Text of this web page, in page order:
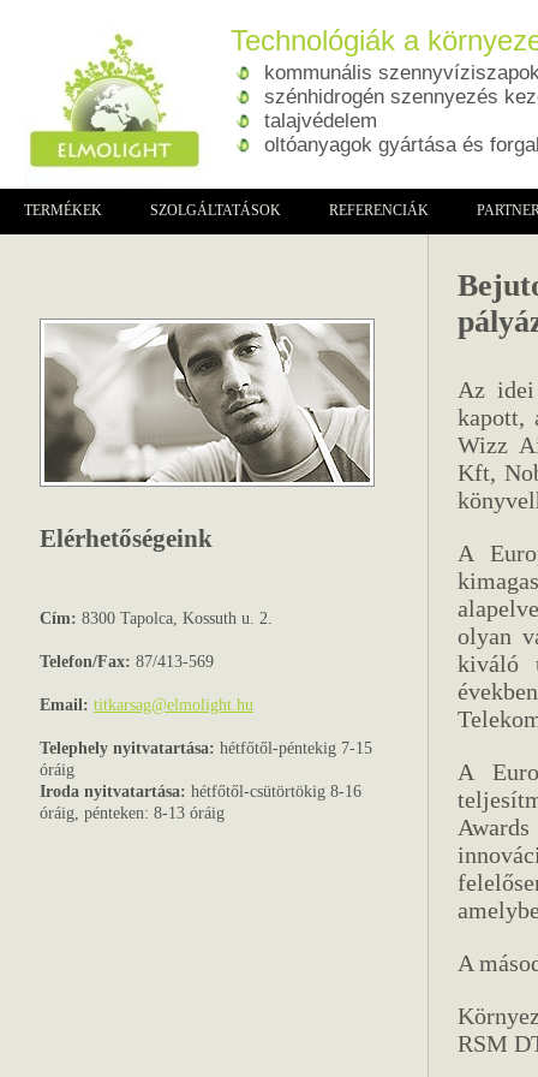
Technológiák a
kommunális
szénhidrogén szennyezés
talajvédelem
oltóanyagok gyártása és
TERMÉKEK SZOLGÁLTATÁSOK REFERENCIÁK
Elérhetőségeink
Cím: 8300 Tapolca, Kossuth u. 2.
Telefon/Fax: 87/413-569
Email: titkarsag@elmolight.hu
Telephely nyitvatartása: hétfőtől-péntekig 7-15
óráig
Iroda nyitvatartása: hétfőtől-csütörtökig 8-16
óráig, pénteken: 8-13 óráig
Az
kapott,
Wizz
Kft,
A
olyan
kiváló
A
A
RSM